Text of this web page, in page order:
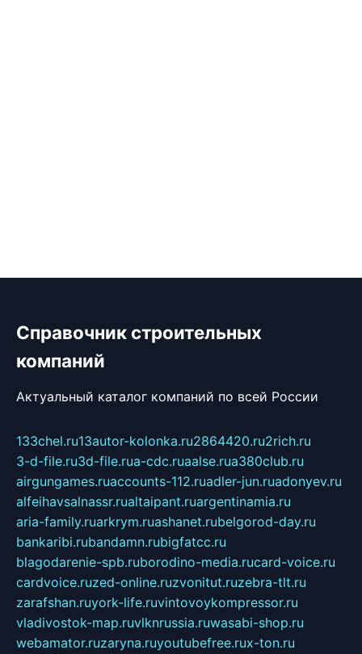
Справочник строительных
компаний
Актуальный каталог компаний по всей России
133chel.ru13autor-kolonka.ru2864420.ru2rich.ru
3-d-file.ru3d-file.rua-cdc.ruaalse.rua380club.ru
airgungames.ruaccounts-112.ruadler-jun.ruadonyev.ru
alfeihavsalnassr.rualtaipant.ruargentinamia.ru
aria-family.ruarkrym.ruashanet.rubelgorod-day.ru
bankaribi.rubandamn.rubigfatcc.ru
blagodarenie-spb.ruborodino-media.rucard-voice.ru
cardvoice.ruzed-online.ruzvonitut.ruzebra-tlt.ru
zarafshan.ruyork-life.ruvintovoykompressor.ru
vladivostok-map.ruvlknrussia.ruwasabi-shop.ru
webamator.ruzaryna.ruyoutubefree.rux-ton.ru